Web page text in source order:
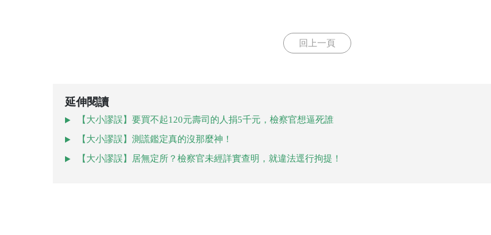
回上一頁
延伸閱讀
【大小謬誤】要買不起120元壽司的人捐5千元，檢察官想逼死誰
【大小謬誤】測謊鑑定真的沒那麼神！
【大小謬誤】居無定所？檢察官未經詳實查明，就違法逕行拘提！